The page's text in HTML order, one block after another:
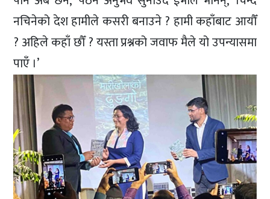
नचिनेको देश हामीले कसरी बनाउने ? हामी कहाँबाट आयौँ
? अहिले कहाँ छौँ ? यस्ता प्रश्नको जवाफ मैले यो उपन्यासमा
पाएँ ।’